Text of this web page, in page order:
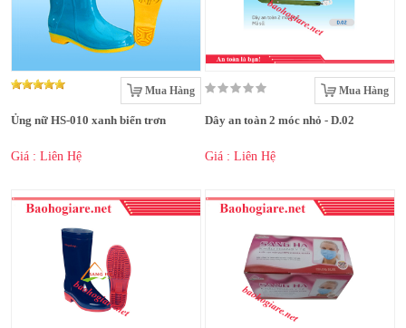
Mua Hàng
Ủng nữ HS-010 xanh biển trơn
Giá : Liên Hệ
Mua Hàng
Dây an toàn 2 móc nhỏ - D.02
Giá : Liên Hệ